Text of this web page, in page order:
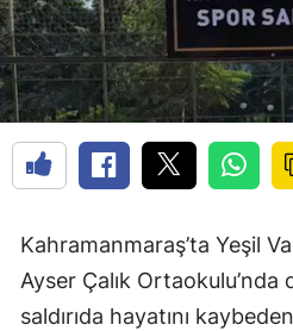
Kahramanmaraş’ta Yeşil
Ayser Çalık Ortaokulu’nda
saldırıda hayatını